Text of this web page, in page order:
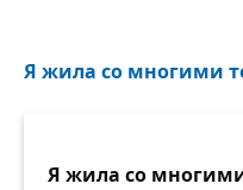
Я жила со многими
Я жила со